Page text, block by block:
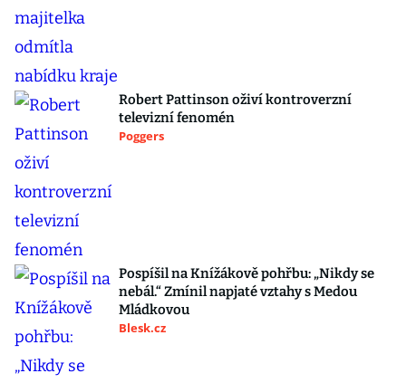
Robert Pattinson oživí kontroverzní
televizní fenomén
Poggers
Pospíšil na Knížákově pohřbu: „Nikdy se
nebál.“ Zmínil napjaté vztahy s Medou
Mládkovou
Blesk.cz